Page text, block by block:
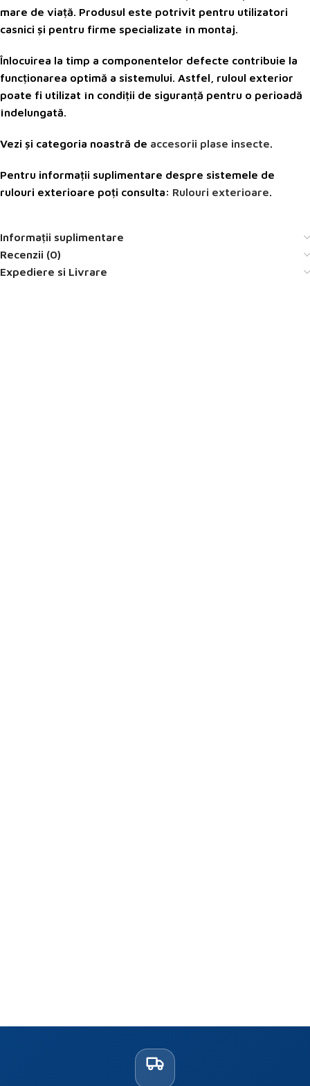
mare de viață. Produsul este potrivit pentru utilizatori
casnici și pentru firme specializate în montaj.
Înlocuirea la timp a componentelor defecte contribuie la
funcționarea optimă a sistemului. Astfel, ruloul exterior
poate fi utilizat în condiții de siguranță pentru o perioadă
îndelungată.
Vezi și categoria noastră de accesorii plase insecte.
Pentru informații suplimentare despre sistemele de
rulouri exterioare poți consulta: Rulouri exterioare.
Informații suplimentare
Recenzii (0)
Expediere si Livrare